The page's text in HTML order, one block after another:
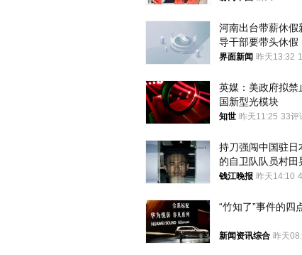
河南出台带薪休假
导干部要带头休假
员应休尽休、休满
界面新闻 昨天13:32
英媒：美政府拟禁
国新型光模块
知世 昨天11:25 33评
持刀强闯中国驻日
的自卫队队员村田
自己的行为深感后
钱江晚报 昨天14:10
“竹知了”事件的四
新闻资讯综合 昨天